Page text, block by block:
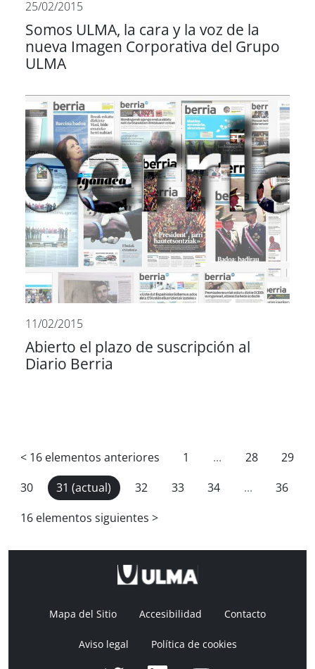
25/02/2015
Somos ULMA, la cara y la voz de la
nueva Imagen Corporativa del Grupo
ULMA
11/02/2015
Abierto el plazo de suscripción al
Diario Berria
< 16 elementos anteriores 1 ... 28 29
30 31 (actual) 32 33 34 ... 36
16 elementos siguientes >
Mapa del Sitio Accesibilidad Contacto
Aviso legal Política de cookies